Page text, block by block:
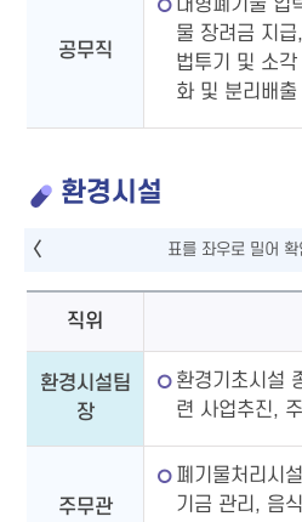
공무직
대형폐기물 입
물 장려금 지
법투기 및 소
화 및 분리배
환경시설
직위
환경시설팀
장
환경기초시설
련 사업추진,
주무관
폐기물처리시
기금 관리, 음